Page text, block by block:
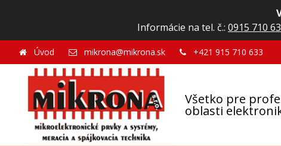
Informácie na tel. č.: 0915 710
Všetko pre
oblasti
Úvod mikrona@mikrona.sk +421 915 710 633